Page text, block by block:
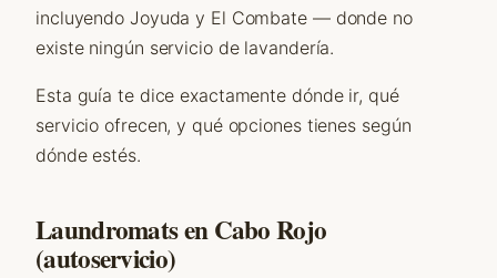
incluyendo Joyuda y El Combate — donde no
existe ningún servicio de lavandería.
Esta guía te dice exactamente dónde ir, qué
servicio ofrecen, y qué opciones tienes según
dónde estés.
Laundromats en Cabo Rojo
(autoservicio)